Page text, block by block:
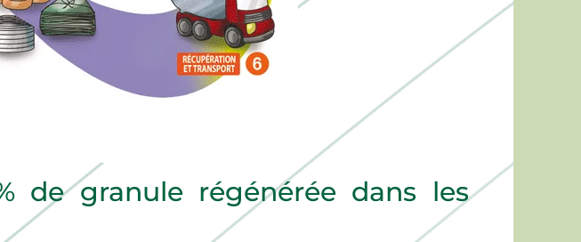
de granule régénérée dans les